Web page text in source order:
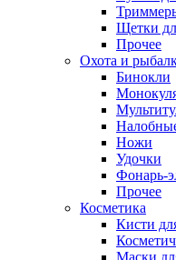
Щетки
Прочее
Охота и
Бинокли
Ножи
Удочки
Фонарь-
Прочее
Косметика
Кисти
Маски